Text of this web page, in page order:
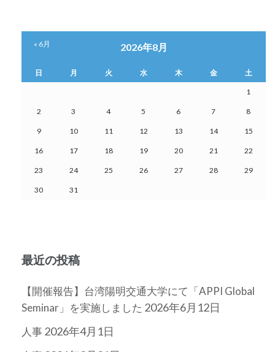
2026年8月
日 月 火 水 木 金 土
1
2 3 4 5 6 7 8
9 10 11 12 13 14 15
16 17 18 19 20 21 22
23 24 25 26 27 28 29
30 31
« 6月
最近の投稿
【開催報告】台湾陽明交通大学にて「APPI Global
Seminar」を実施しました 2026年6月12日
人事2026年4月1日